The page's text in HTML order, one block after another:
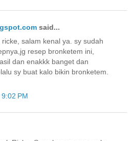
said...
salam kenal ya. sy sudah
resep bronketem ini,
dan enakkk banget dan
sy buat kalo bikin bronketem.
PM